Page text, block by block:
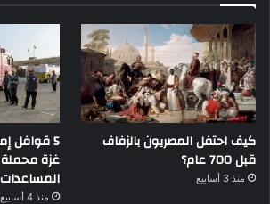
كيف احتفل المصريون بالزفاف
قبل 700 عام؟
منذ 3 أسابيع
5 قوافل
المساعدات
منذ 4 أسابيع